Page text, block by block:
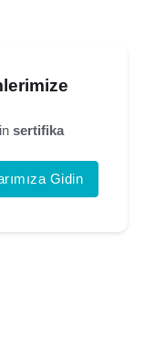
sertifika
Gidin